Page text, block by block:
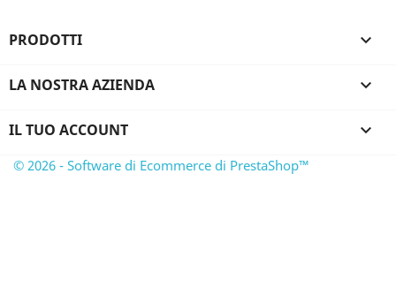
PRODOTTI 
LA NOSTRA AZIENDA 
IL TUO ACCOUNT 
© 2026 - Software di Ecommerce di PrestaShop™